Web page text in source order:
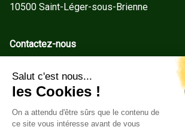
10500 Saint-Léger-sous-Brienne
Contactez-nous
Tel : +33(0)3 25 92 78 60
Service client